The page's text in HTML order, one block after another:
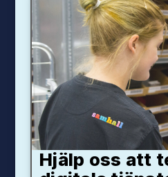
Hjälp oss att